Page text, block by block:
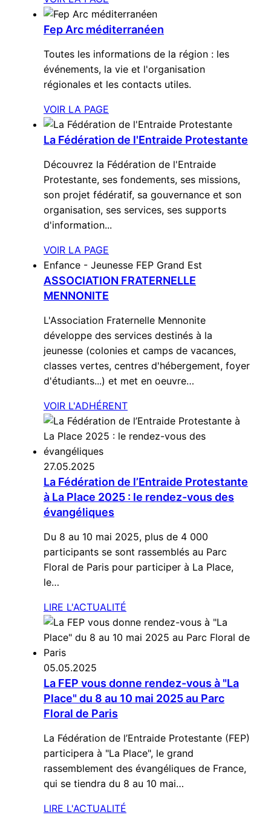
Fep Arc méditerranéen
Toutes les informations de la région : les
événements, la vie et l'organisation
régionales et les contacts utiles.
VOIR LA PAGE
La Fédération de l'Entraide Protestante
Découvrez la Fédération de l'Entraide
Protestante, ses fondements, ses missions,
son projet fédératif, sa gouvernance et son
organisation, ses services, ses supports
d'information...
VOIR LA PAGE
Enfance - Jeunesse FEP Grand Est
ASSOCIATION FRATERNELLE
MENNONITE
L'Association Fraternelle Mennonite
développe des services destinés à la
jeunesse (colonies et camps de vacances,
classes vertes, centres d'hébergement, foyer
d'étudiants...) et met en oeuvre…
VOIR L'ADHÉRENT
27.05.2025
La Fédération de l’Entraide Protestante
à La Place 2025 : le rendez-vous des
évangéliques
Du 8 au 10 mai 2025, plus de 4 000
participants se sont rassemblés au Parc
Floral de Paris pour participer à La Place,
le…
LIRE L'ACTUALITÉ
05.05.2025
La FEP vous donne rendez-vous à "La
Place" du 8 au 10 mai 2025 au Parc
Floral de Paris
La Fédération de l’Entraide Protestante (FEP)
participera à "La Place", le grand
rassemblement des évangéliques de France,
qui se tiendra du 8 au 10 mai…
LIRE L'ACTUALITÉ